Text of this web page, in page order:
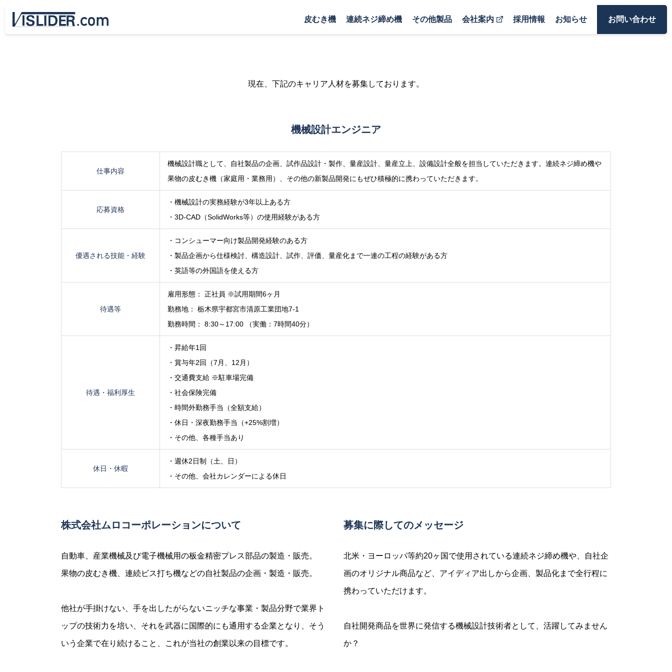
皮むき機 連続ネジ締め機 その他製品 会社案内 採用情報 お知らせ お問い合わせ
現在、下記のキャリア人材を募集しております。
機械設計エンジニア
仕事内容
機械設計職として、自社製品の企画、試作品設計・製作、量産設計、量産立上、設備設計全般を担当していただきます。連続ネジ締め機や
果物の皮むき機（家庭用・業務用）、その他の新製品開発にもぜひ積極的に携わっていただきます。
応募資格
・機械設計の実務経験が3年以上ある方
・3D-CAD（SolidWorks等）の使用経験がある方
優遇される技能・経験
・コンシューマー向け製品開発経験のある方
・製品企画から仕様検討、構造設計、試作、評価、量産化まで一連の工程の経験がある方
・英語等の外国語を使える方
待遇等
雇用形態： 正社員 ※試用期間6ヶ月
勤務地： 栃木県宇都宮市清原工業団地7-1
勤務時間： 8:30～17:00 （実働：7時間40分）
待遇・福利厚生
・昇給年1回
・賞与年2回（7月、12月）
・交通費支給 ※駐車場完備
・社会保険完備
・時間外勤務手当（全額支給）
・休日・深夜勤務手当（+25%割増）
・その他、各種手当あり
休日・休暇
・週休2日制（土、日）
・その他、会社カレンダーによる休日
株式会社ムロコーポレーションについて
自動車、産業機械及び電子機械用の板金精密プレス部品の製造・販売。
果物の皮むき機、連続ビス打ち機などの自社製品の企画・製造・販売。
他社が手掛けない、手を出したがらないニッチな事業・製品分野で業界ト
ップの技術力を培い、それを武器に国際的にも通用する企業となり、そう
いう企業で在り続けること、これが当社の創業以来の目標です。
募集に際してのメッセージ
北米・ヨーロッパ等約20ヶ国で使用されている連続ネジ締め機や、自社企
画のオリジナル商品など、アイディア出しから企画、製品化まで全行程に
携わっていただけます。
自社開発商品を世界に発信する機械設計技術者として、活躍してみません
か？